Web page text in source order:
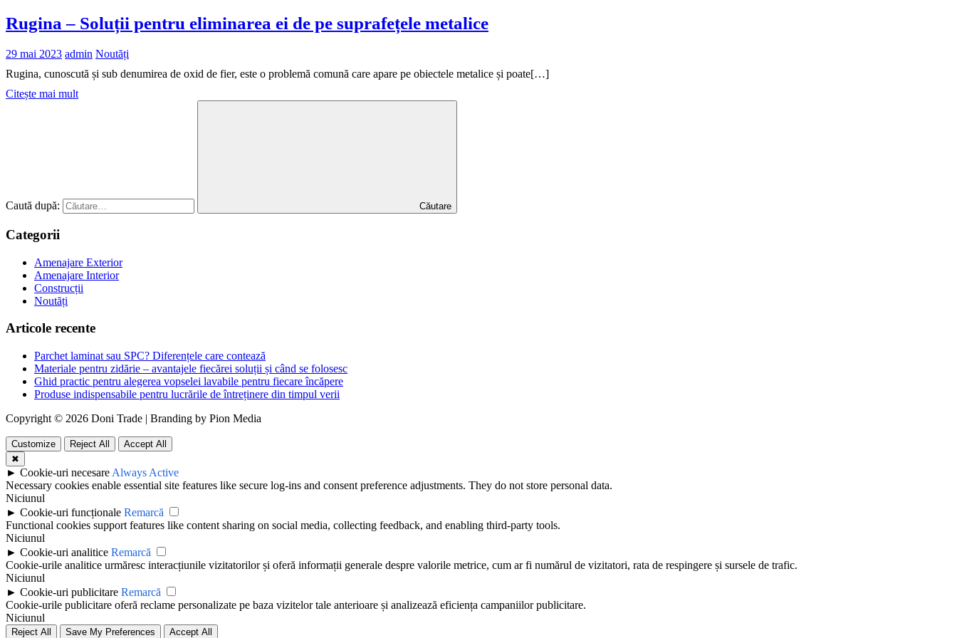
Rugina – Soluții pentru eliminarea ei de pe suprafețele metalice
29 mai 2023 admin Noutăți
Rugina, cunoscută și sub denumirea de oxid de fier, este o problemă comună care apare pe obiectele metalice și poate[…]
Citește mai mult
Caută după: Căutare
Categorii
Amenajare Exterior
Amenajare Interior
Construcții
Noutăți
Articole recente
Parchet laminat sau SPC? Diferențele care contează
Materiale pentru zidărie – avantajele fiecărei soluții și când se folosesc
Ghid practic pentru alegerea vopselei lavabile pentru fiecare încăpere
Produse indispensabile pentru lucrările de întreținere din timpul verii
Copyright © 2026 Doni Trade | Branding by Pion Media
Customize Reject All
Accept All
✖
► Cookie-uri necesare Always Active
Necessary cookies enable essential site features like secure log-ins and consent preference adjustments. They do not store personal data.
Niciunul
► Cookie-uri funcționale Remarcă
Functional cookies support features like content sharing on social media, collecting feedback, and enabling third-party tools.
Niciunul
► Cookie-uri analitice Remarcă
Cookie-urile analitice urmăresc interacțiunile vizitatorilor și oferă informații generale despre valorile metrice, cum ar fi numărul de vizitatori, rata de respingere și sursele de trafic.
Niciunul
► Cookie-uri publicitare Remarcă
Cookie-urile publicitare oferă reclame personalizate pe baza vizitelor tale anterioare și analizează eficiența campaniilor publicitare.
Niciunul
Reject All Save My Preferences Accept All